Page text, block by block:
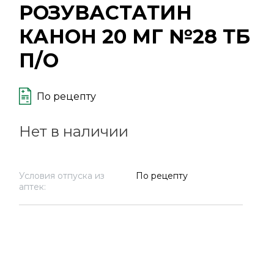
РОЗУВАСТАТИН
КАНОН 20 МГ №28 ТБ
П/О
По рецепту
Нет в наличии
Условия отпуска из
аптек:
По рецепту